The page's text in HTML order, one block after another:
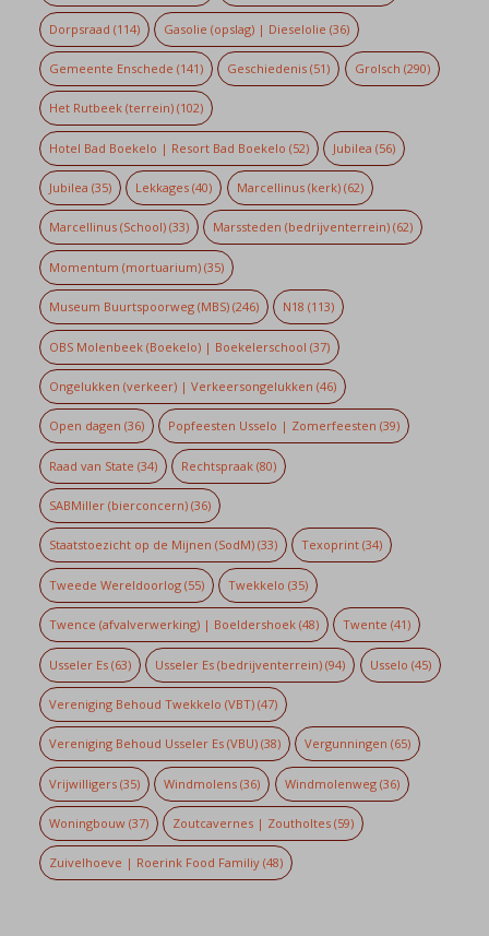
Dorpsraad (114) Gasolie (opslag) | Dieselolie (36)
Gemeente Enschede (141) Geschiedenis (51) Grolsch (290)
Het Rutbeek (terrein)(102)
Hotel Bad Boekelo | Resort Bad Boekelo (52) Jubilea (56)
Jubilea (35) Lekkages (40) Marcellinus (kerk)(62)
Marcellinus (School)(33) Marssteden (bedrijventerrein) (62)
Momentum (mortuarium)(35)
Museum Buurtspoorweg (MBS)(246) N18 (113)
OBS Molenbeek (Boekelo) | Boekelerschool (37)
Ongelukken (verkeer) | Verkeersongelukken (46)
Open dagen (36) Popfeesten Usselo | Zomerfeesten (39)
Raad van State (34) Rechtspraak (80)
SABMiller (bierconcern)(36)
Staatstoezicht op de Mijnen (SodM)(33) Texoprint (34)
Tweede Wereldoorlog(55) Twekkelo (35)
Twence (afvalverwerking) | Boeldershoek(48) Twente (41)
Usseler Es(63) Usseler Es (bedrijventerrein) (94) Usselo (45)
Vereniging Behoud Twekkelo (VBT)(47)
Vereniging Behoud Usseler Es (VBU)(38) Vergunningen (65)
Vrijwilligers(35) Windmolens (36) Windmolenweg(36)
Woningbouw(37) Zoutcavernes | Zoutholtes (59)
Zuivelhoeve | Roerink Food Familiy(48)